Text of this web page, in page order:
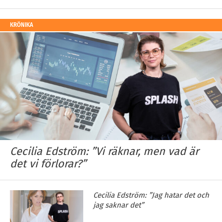
KRÖNIKA
Cecilia Edström: ”Vi räknar, men vad är
det vi förlorar?”
Cecilia Edström: ”Jag hatar det och
jag saknar det”